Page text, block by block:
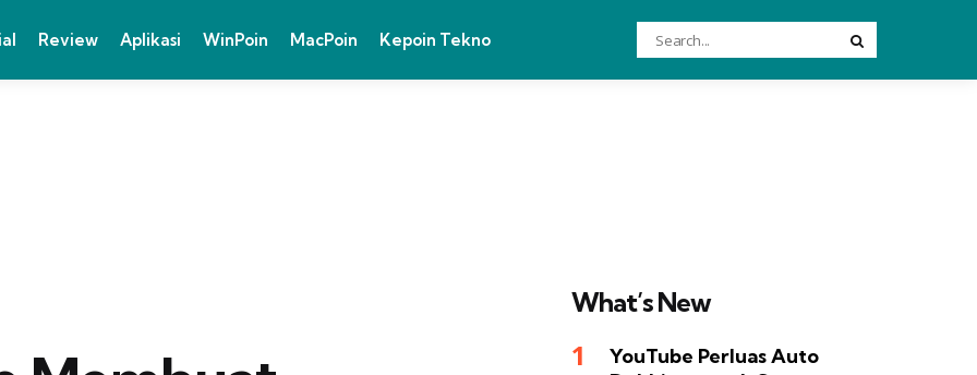
Review Aplikasi WinPoin MacPoin Kepoin Tekno
Search
for:
What’s New
YouTube Perluas Auto